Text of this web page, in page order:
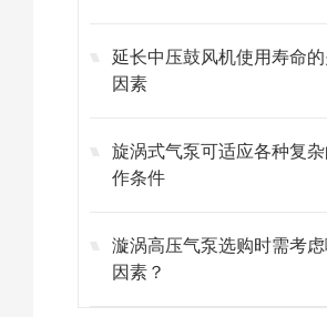
延长中压鼓风机使用寿命
因素
旋涡式气泵可适应各种复杂
作条件
漩涡高压气泵选购时需考
因素？